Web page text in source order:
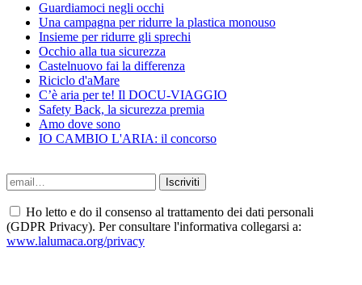
Guardiamoci negli occhi
Una campagna per ridurre la plastica monouso
Insieme per ridurre gli sprechi
Occhio alla tua sicurezza
Castelnuovo fai la differenza
Riciclo d'aMare
C’è aria per te! Il DOCU-VIAGGIO
Safety Back, la sicurezza premia
Amo dove sono
IO CAMBIO L'ARIA: il concorso
Ho letto e do il consenso al trattamento dei dati personali
(GDPR Privacy). Per consultare l'informativa collegarsi a:
www.lalumaca.org/privacy